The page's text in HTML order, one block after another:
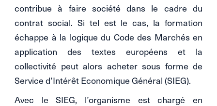
contribue à faire société dans le cadre du
contrat social. Si tel est le cas, la formation
échappe à la logique du Code des Marchés en
application des textes européens et la
collectivité peut alors acheter sous forme de
Service d’Intérêt Economique Général (SIEG).
Avec le SIEG, l’organisme est chargé en